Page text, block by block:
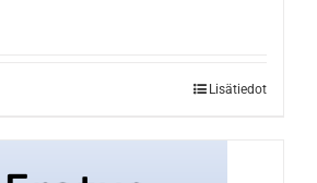
Lisätiedot